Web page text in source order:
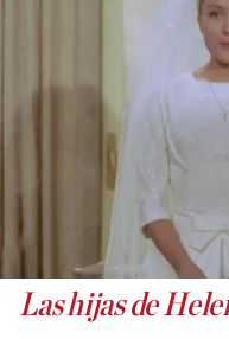
Las hijas de